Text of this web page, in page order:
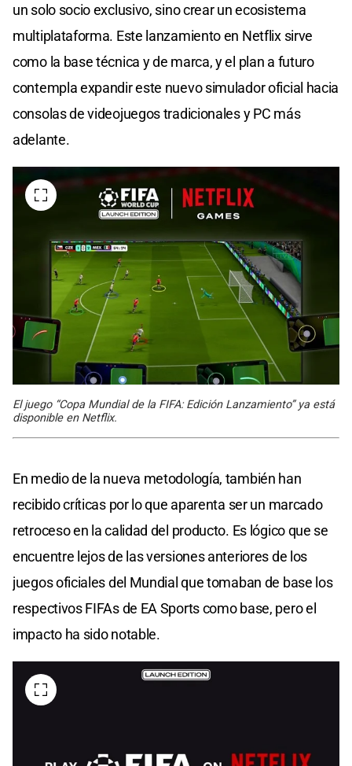
un solo socio exclusivo, sino crear un ecosistema
multiplataforma. Este lanzamiento en Netflix sirve
como la base técnica y de marca, y el plan a futuro
contempla expandir este nuevo simulador oficial hacia
consolas de videojuegos tradicionales y PC más
adelante.
El juego “Copa Mundial de la FIFA: Edición Lanzamiento” ya está
disponible en Netflix.
En medio de la nueva metodología, también han
recibido críticas por lo que aparenta ser un marcado
retroceso en la calidad del producto. Es lógico que se
encuentre lejos de las versiones anteriores de los
juegos oficiales del Mundial que tomaban de base los
respectivos FIFAs de EA Sports como base, pero el
impacto ha sido notable.